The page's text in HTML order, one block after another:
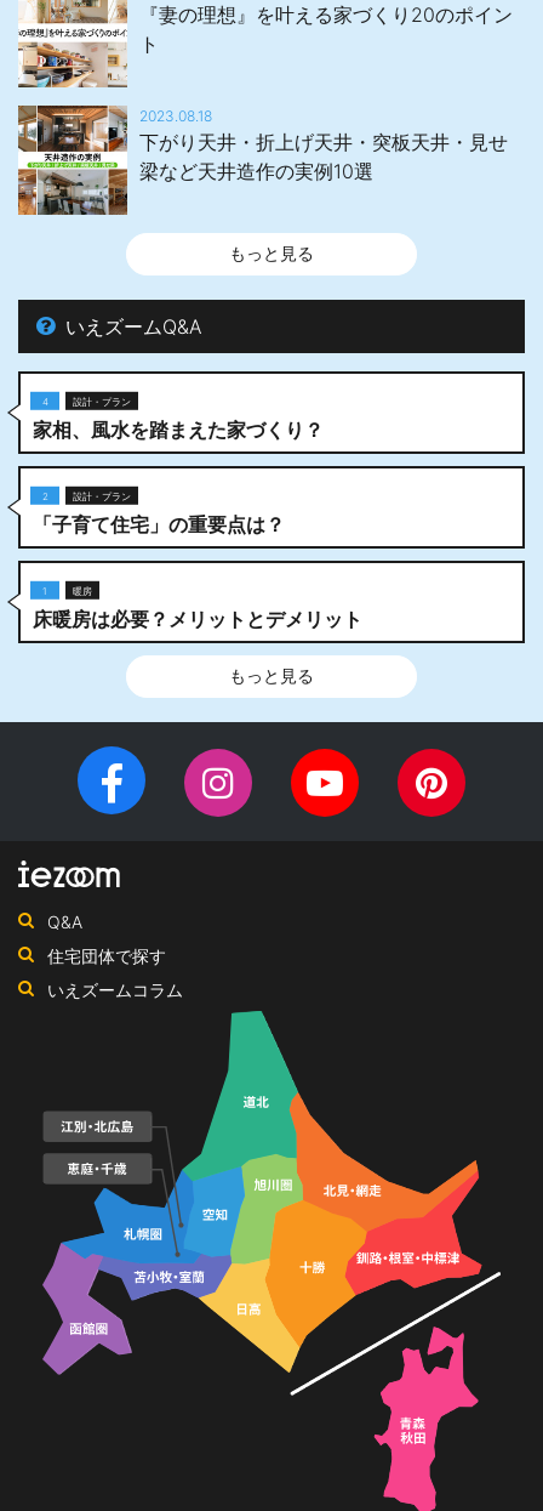
『妻の理想』を叶える家づくり20のポイン
ト
2023.08.18
下がり天井・折上げ天井・突板天井・見せ
梁など天井造作の実例10選
もっと見る
いえズームQ&A
4 設計・プラン
家相、風水を踏まえた家づくり？
2 設計・プラン
「子育て住宅」の重要点は？
1 暖房
床暖房は必要？メリットとデメリット
もっと見る
Facebook
ー
ジ
InstagramYouTube
チ
Q&A
住宅団体で探す
いえズームコラム